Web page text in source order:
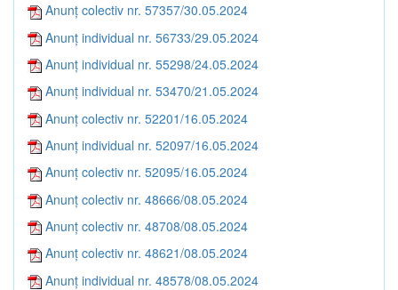
Anunț colectiv nr. 57357/30.05.2024
Anunț individual nr. 56733/29.05.2024
Anunț individual nr. 55298/24.05.2024
Anunț individual nr. 53470/21.05.2024
Anunț colectiv nr. 52201/16.05.2024
Anunț individual nr. 52097/16.05.2024
Anunț colectiv nr. 52095/16.05.2024
Anunț colectiv nr. 48666/08.05.2024
Anunț colectiv nr. 48708/08.05.2024
Anunț colectiv nr. 48621/08.05.2024
Anunț individual nr. 48578/08.05.2024